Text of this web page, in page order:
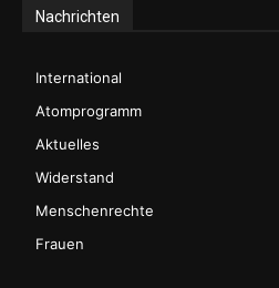
Nachrichten
International
Atomprogramm
Aktuelles
Widerstand
Menschenrechte
Frauen